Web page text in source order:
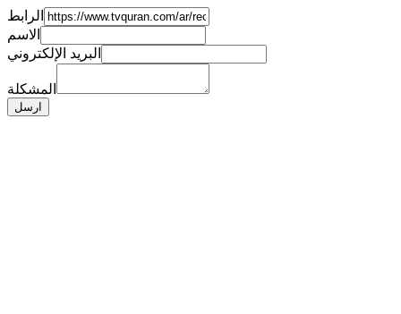
الرابط
الاسم
البريد الإلكتروني
المشكلة
ارسل